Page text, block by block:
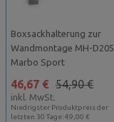
Boxsackhalterung zur
Wandmontage MH-
Marbo Sport
Niedrigster Produktpreis der
letzten 30 Tage: 49,00 €
54,90 €
46,67 €
inkl. MwSt.